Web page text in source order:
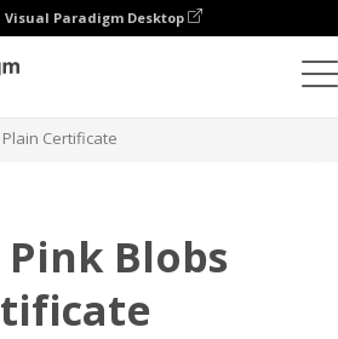
Visual Paradigm Desktop
Certificate
Blobs